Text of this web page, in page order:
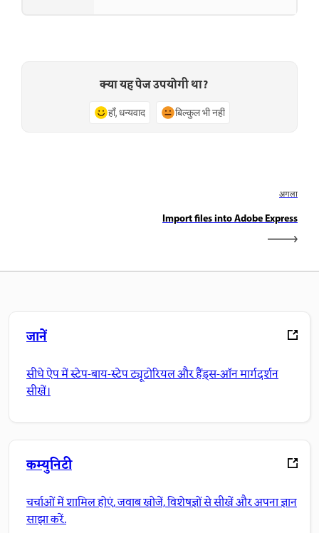
क्या यह पेज उपयोगी था?
हाँ, धन्यवाद बिल्कुल भी नहीं
अगला
Import files into Adobe Express
जानें
सीधे ऐप में स्टेप-बाय-स्टेप ट्यूटोरियल और हैंड्स-ऑन मार्गदर्शन
सीखें।
कम्युनिटी
चर्चाओं में शामिल होएं, जवाब खोजें, विशेषज्ञों से सीखें और अपना ज्ञान
साझा करें.